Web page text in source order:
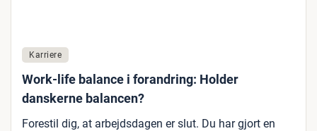
Karriere
Work-life balance i forandring: Holder
danskerne balancen?
Forestil dig, at arbejdsdagen er slut. Du har gjort en